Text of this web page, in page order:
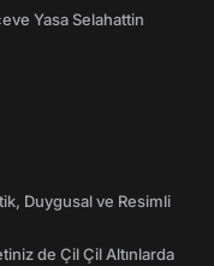
Yasa Selahattin
Duygusal ve Resimli
de Çil Çil Altınlarda